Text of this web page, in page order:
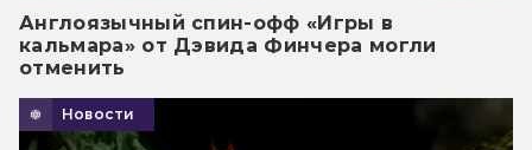
Англоязычный спин-офф «Игры в
кальмара» от Дэвида Финчера могли
отменить
Новости